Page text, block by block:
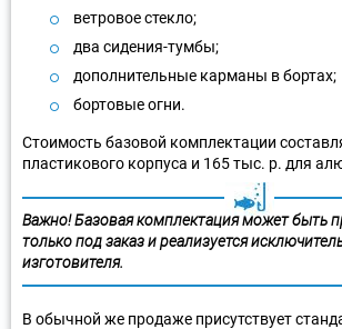
ветровое стекло;
два сидения-тумбы;
дополнительные карманы в бортах;
бортовые огни.
Стоимость базовой комплектации
пластикового корпуса и 165 тыс. р. для
Важно! Базовая комплектация может быть
только под заказ и реализуется
изготовителя.
В обычной же продаже присутствует